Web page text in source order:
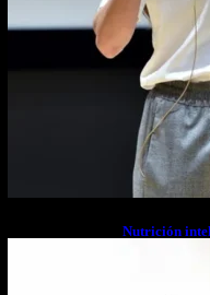
Nutrición